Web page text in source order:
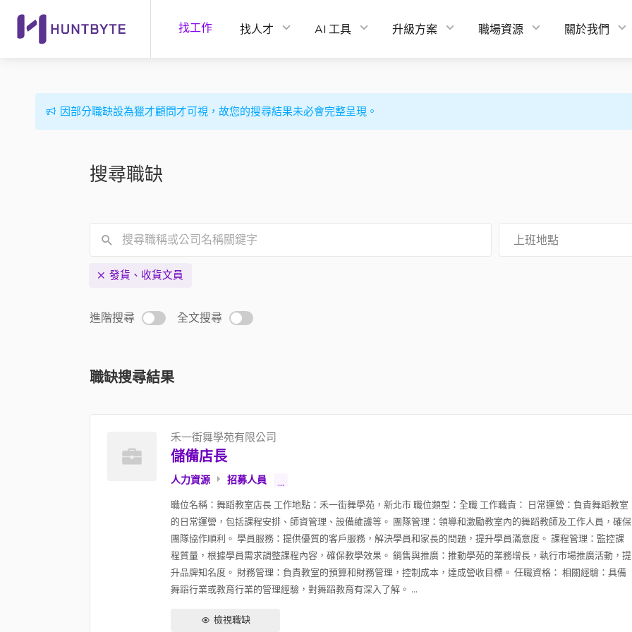
找工作 找人才 AI 工具 升級方案 職場資源 關於我們
因部分職缺設為獵才顧問才可視，故您的搜尋結果未必會完整呈現。
搜尋職缺
上班地點
發貨、收貨文員
進階搜尋 全文搜尋
職缺搜尋結果
禾一街舞學苑有限公司
儲備店長
人力資源 招募人員 ...
職位名稱：舞蹈教室店長 工作地點：禾一街舞學苑，新北市 職位類型：全職 工作職責： 日常運營：負責舞蹈教室
的日常運營，包括課程安排、師資管理、設備維護等。 團隊管理：領導和激勵教室內的舞蹈教師及工作人員，確保
團隊協作順利。 學員服務：提供優質的客戶服務，解決學員和家長的問題，提升學員滿意度。 課程管理：監控課
程質量，根據學員需求調整課程內容，確保教學效果。 銷售與推廣：推動學苑的業務增長，執行市場推廣活動，提
升品牌知名度。 財務管理：負責教室的預算和財務管理，控制成本，達成營收目標。 任職資格： 相關經驗：具備
舞蹈行業或教育行業的管理經驗，對舞蹈教育有深入了解。 ...
檢視職缺